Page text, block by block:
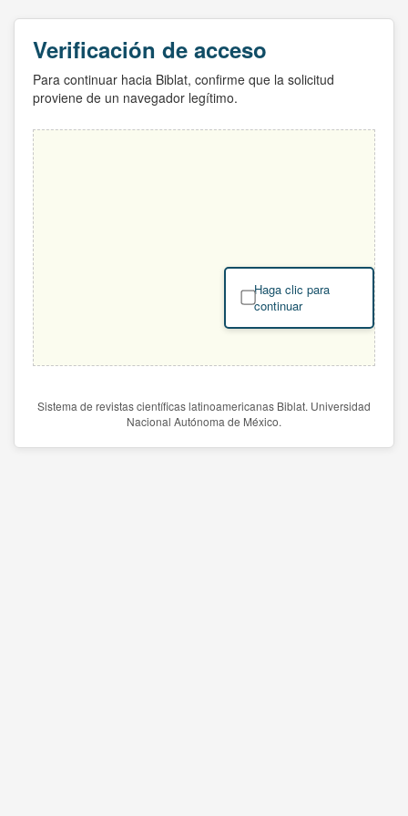
Verificación de acceso
Para continuar hacia Biblat, confirme que la solicitud
proviene de un navegador legítimo.
Haga clic para
continuar
Sistema de revistas científicas latinoamericanas Biblat. Universidad
Nacional Autónoma de México.